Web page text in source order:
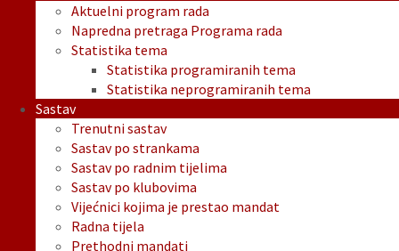
Aktuelni program rada
Napredna pretraga Programa rada
Statistika tema
Statistika programiranih tema
Statistika neprogramiranih tema
Sastav
Trenutni sastav
Sastav po strankama
Sastav po radnim tijelima
Sastav po klubovima
Vijećnici kojima je prestao mandat
Radna tijela
Prethodni mandati